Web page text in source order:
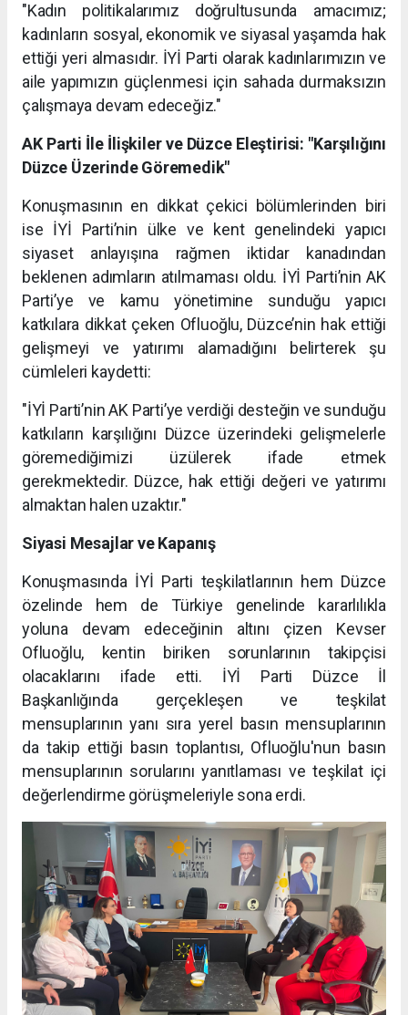
"Kadın politikalarımız doğrultusunda amacımız;
kadınların sosyal, ekonomik ve siyasal yaşamda hak
ettiği yeri almasıdır. İYİ Parti olarak kadınlarımızın ve
aile yapımızın güçlenmesi için sahada durmaksızın
çalışmaya devam edeceğiz."
AK Parti İle İlişkiler ve Düzce Eleştirisi: "Karşılığını
Düzce Üzerinde Göremedik"
Konuşmasının en dikkat çekici bölümlerinden biri
ise İYİ Parti’nin ülke ve kent genelindeki yapıcı
siyaset anlayışına rağmen iktidar kanadından
beklenen adımların atılmaması oldu. İYİ Parti’nin AK
Parti’ye ve kamu yönetimine sunduğu yapıcı
katkılara dikkat çeken Ofluoğlu, Düzce’nin hak ettiği
gelişmeyi ve yatırımı alamadığını belirterek şu
cümleleri kaydetti:
"İYİ Parti’nin AK Parti’ye verdiği desteğin ve sunduğu
katkıların karşılığını Düzce üzerindeki gelişmelerle
göremediğimizi üzülerek ifade etmek
gerekmektedir. Düzce, hak ettiği değeri ve yatırımı
almaktan halen uzaktır."
Siyasi Mesajlar ve Kapanış
Konuşmasında İYİ Parti teşkilatlarının hem Düzce
özelinde hem de Türkiye genelinde kararlılıkla
yoluna devam edeceğinin altını çizen Kevser
Ofluoğlu, kentin biriken sorunlarının takipçisi
olacaklarını ifade etti. İYİ Parti Düzce İl
Başkanlığında gerçekleşen ve teşkilat
mensuplarının yanı sıra yerel basın mensuplarının
da takip ettiği basın toplantısı, Ofluoğlu'nun basın
mensuplarının sorularını yanıtlaması ve teşkilat içi
değerlendirme görüşmeleriyle sona erdi.